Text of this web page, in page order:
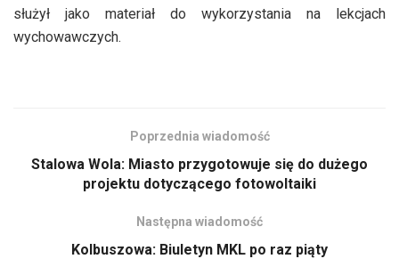
służył jako materiał do wykorzystania na lekcjach
wychowawczych.
Poprzednia wiadomość
Stalowa Wola: Miasto przygotowuje się do dużego
projektu dotyczącego fotowoltaiki
Następna wiadomość
Kolbuszowa: Biuletyn MKL po raz piąty